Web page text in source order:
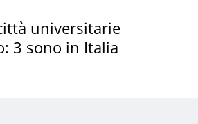
universitarie
3 sono in Italia